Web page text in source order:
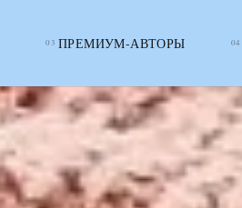
ПРЕМИУМ-АВТОРЫ